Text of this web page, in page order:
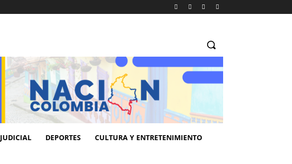
JUDICIAL DEPORTES CULTURA Y ENTRETENIMIENTO